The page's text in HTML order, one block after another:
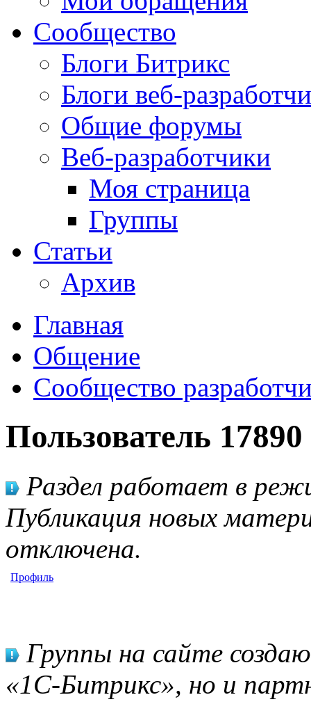
Сообщество
Блоги Битрикс
Блоги веб-
Общие форумы
Веб-разработчики
Моя страница
Группы
Статьи
Архив
Главная
Общение
Сообщество
Пользователь 17890
Раздел работает в
Публикация новых
отключена.
Профиль
Группы на сайте
«1С-Битрикс», но и